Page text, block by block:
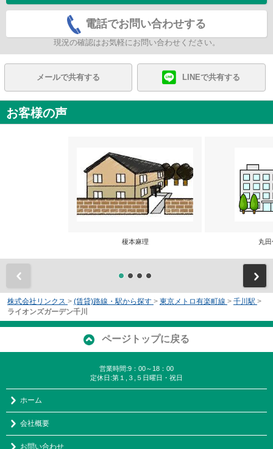
電話でお問い合わせする
現況の確認はお気軽にお問い合わせください。
メールで共有する LINEで共有する
お客様の声
榎本麻理 丸
株式会社リンクス > (賃貸)路線・駅から探す > 東京メトロ有楽町線 > 千川駅 >
ライオンズガーデン千川
ページトップに戻る
営業時間:9：00～18：00
定休日:第１,３,５日曜日・祝日
ホーム
会社概要
お問い合わせ